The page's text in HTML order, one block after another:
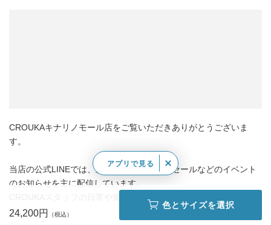
CROUKAキナリノモール店をご覧いただきありがとうございま
す。
当店の公式LINEでは、新作や再入荷情報、セールなどのイベント
のお知らせを主に配信しています。
す。
24,200円
色とサイズを選択
アプリで見る